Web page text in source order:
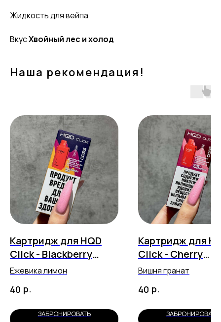
Жидкость для вейпа
ВкусХвойный лес и холод
Наша рекомендация!
Картридж для HQD
Click - Blackberry
Lemon (5500 затяжек)
Ежевика лимон
40 р.
ЗАБРОНИРОВАТЬ
Картридж для
Click - Cherry
Pomegranate
Вишня гранат
40 р.
ЗАБРОНИРОВАТЬ